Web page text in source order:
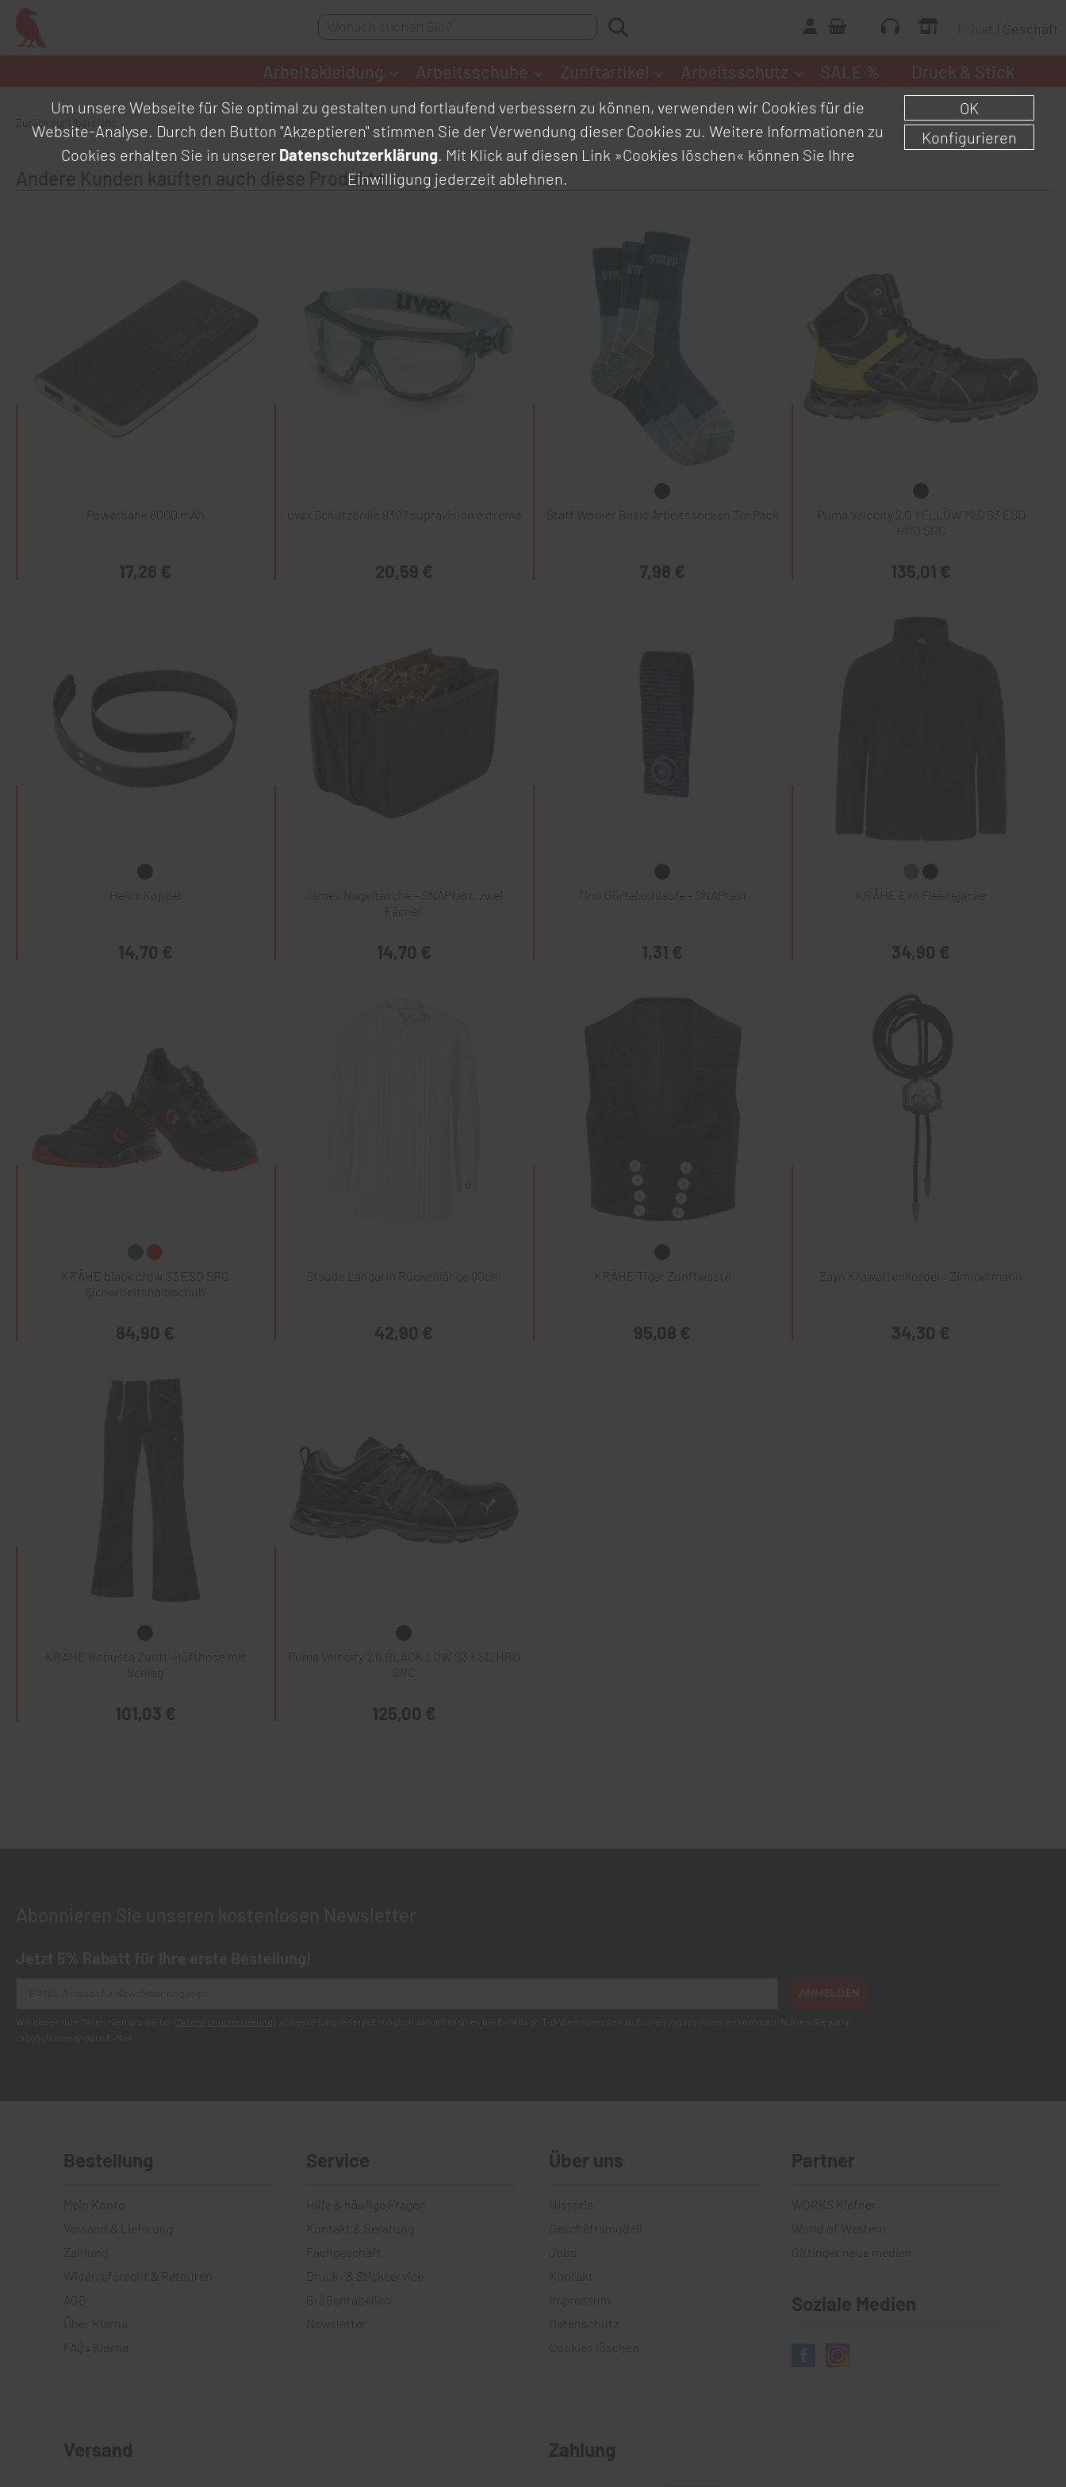
Geschäft
Andere Kunden kauften auch diese Produkte
Powerbank 8000 mAh
17,26 €
uvex Schutzbrille 9307 supravision extreme
20,59 €
Staff Worker Basic Arbeitssocken 3er Pack
7,98 €
Puma Velocity 2.0 YELLOW MID S3 ESD
135,01 €
14,70 €
James Nageltasche - SNAPfast, zwei
14,70 €
Tino Gürtelschlaufe - SNAPfast
1,31 €
KRÄHE Evo Fleecejacke
34,90 €
KRÄHE black crow S3 ESD SRC
Sicherheitshalbschuh
84,90 €
Staude Langarm Rückenlänge 90cm
42,90 €
KRÄHE Tiger Zunftweste
95,08 €
Zayn Krawattenkordel - Zimmermann
34,30 €
KRÄHE Robusta Zunft-Hüfthose mit
Schlag
101,03 €
Puma Velocity 2.0 BLACK LOW S3 ESD HRO
125,00 €
Um unsere Webseite für Sie optimal zu gestalten und fortlaufend verbessern zu können, verwenden wir Cookies für die
Website-Analyse. Durch den Button "Akzeptieren" stimmen Sie der Verwendung dieser Cookies zu. Weitere Informationen zu
Cookies erhalten Sie in unserer Datenschutzerklärung. Mit Klick auf diesen Link »Cookies löschen« können Sie Ihre
Einwilligung jederzeit ablehnen.
OK
Konfigurieren
Bestellung
Versand & Lieferung
Zahlung
Widerrufsrecht & Retouren
AGB
FAQs Klarna
Service
Hilfe & häufige Fragen
Kontakt & Beratung
Fachgeschäft
Druck- & Stickservice
Größentabellen
Newsletter
Über uns
Geschäftsmodell
Kontakt
Impressum
Datenschutz
Cookies löschen
Partner
World of Western
Gittinger neue medien
Soziale Medien
Versand Zahlung